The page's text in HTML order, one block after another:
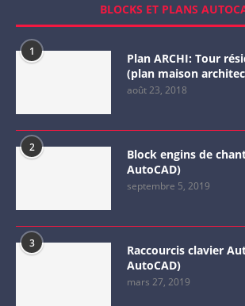
BLOCKS ET PLANS
1
Plan ARCHI: Tour
(plan maison
août 23, 2018
2
Block engins de
AutoCAD)
septembre 5, 2019
3
Raccourcis clavier
AutoCAD)
mars 27, 2019